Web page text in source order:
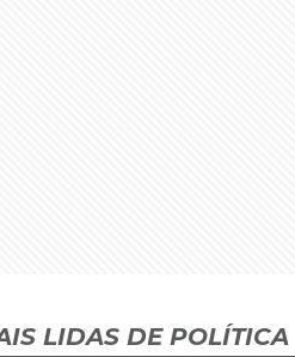
LIDAS DE POLÍTICA